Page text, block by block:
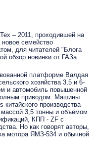
– 2011, проходившей на
семейство
для читателей "Блога
обзор новинки от ГАЗа.
платформе Валдая
хозяйства 3,5 и 6-
и автомобиль повышенной
приводом. Машины
производства
3,5 тонны и объёмом
КПП - ZF c
Но как говорят авторы,
мотора ЯМЗ-534 и обычной